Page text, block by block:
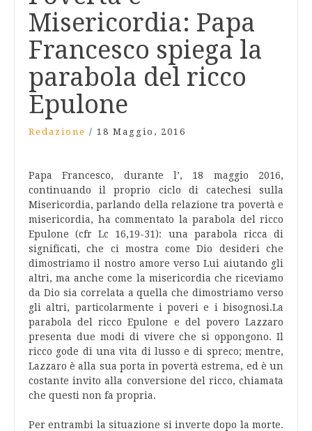
Misericordia: Papa
Francesco spiega la
parabola del ricco
Epulone
Redazione / 18 Maggio, 2016
Papa Francesco, durante l’, 18 maggio 2016,
continuando il proprio ciclo di catechesi sulla
Misericordia, parlando della relazione tra povertà e
misericordia, ha commentato la parabola del ricco
Epulone (cfr Lc 16,19-31): una parabola ricca di
significati, che ci mostra come Dio desideri che
dimostriamo il nostro amore verso Lui aiutando gli
altri, ma anche come la misericordia che riceviamo
da Dio sia correlata a quella che dimostriamo verso
gli altri, particolarmente i poveri e i bisognosi.La
parabola del ricco Epulone e del povero Lazzaro
presenta due modi di vivere che si oppongono. Il
ricco gode di una vita di lusso e di spreco; mentre,
Lazzaro è alla sua porta in povertà estrema, ed è un
costante invito alla conversione del ricco, chiamata
che questi non fa propria.
Per entrambi la situazione si inverte dopo la morte.